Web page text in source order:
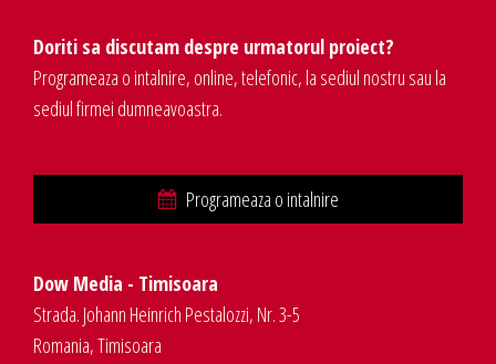
Doriti sa discutam despre urmatorul proiect?
Programeaza o intalnire, online, telefonic, la sediul nostru sau la
sediul firmei dumneavoastra.
Programeaza o intalnire
Dow Media - Timisoara
Strada. Johann Heinrich Pestalozzi, Nr. 3-5
Romania, Timisoara